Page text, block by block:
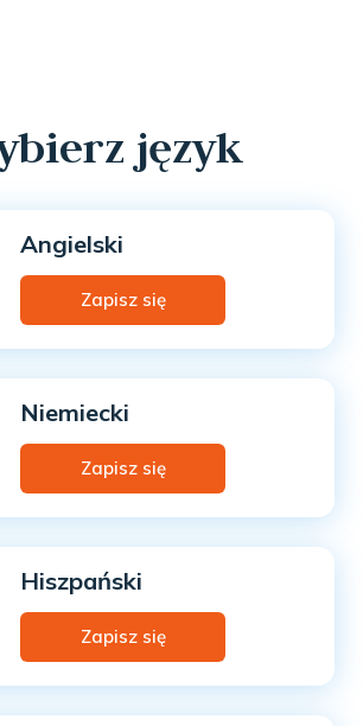
język
Angielski
Zapisz się
Niemiecki
Zapisz się
Hiszpański
Zapisz się